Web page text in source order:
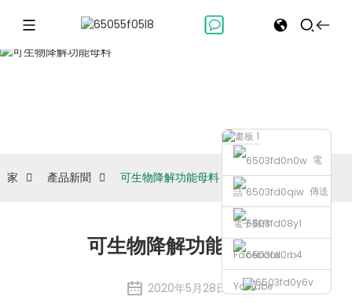
電
話 傳送
電子郵件
Facebook
Youtube
家 產品新聞 可生物降解功能母料
可生物降解功能母料
2020年5月28日